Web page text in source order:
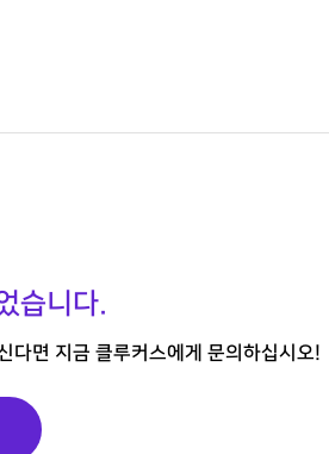
습니다.
다면 지금 클루커스에게 문의하십시오!